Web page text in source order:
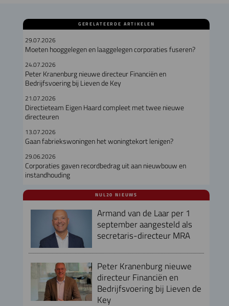
GERELATEERDE ARTIKELEN
29.07.2026
Moeten hooggelegen en laaggelegen corporaties fuseren?
24.07.2026
Peter Kranenburg nieuwe directeur Financiën en
Bedrijfsvoering bij Lieven de Key
21.07.2026
Directieteam Eigen Haard compleet met twee nieuwe
directeuren
13.07.2026
Gaan fabriekswoningen het woningtekort lenigen?
29.06.2026
Corporaties gaven recordbedrag uit aan nieuwbouw en
instandhouding
NUL20 NIEUWS
Armand van de Laar per 1
september aangesteld als
secretaris-directeur MRA
Peter Kranenburg nieuwe
directeur Financiën en
Bedrijfsvoering bij Lieven de
Key